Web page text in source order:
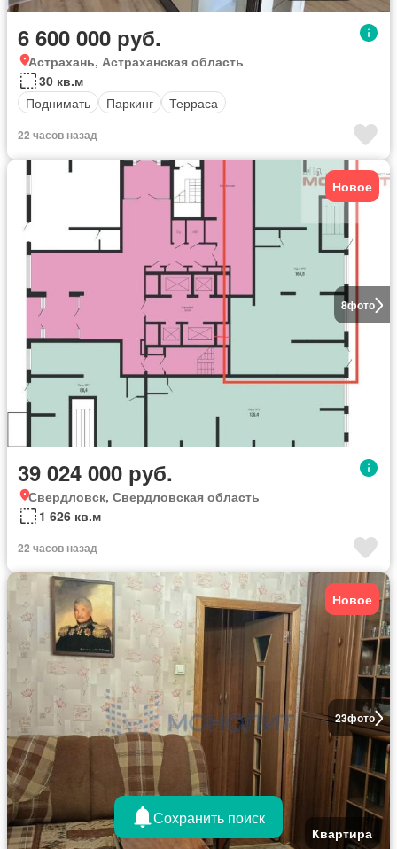
6 600 000 руб.
Астрахань, Астраханская область
30 кв.м
Поднимать
Паркинг Терраса
22 часов назад
8фото
Новое
39 024 000 руб.
Свердловск, Свердловская область
1 626 кв.м
22 часов назад
23фото
Новое
Квартира
Сохранить поиск